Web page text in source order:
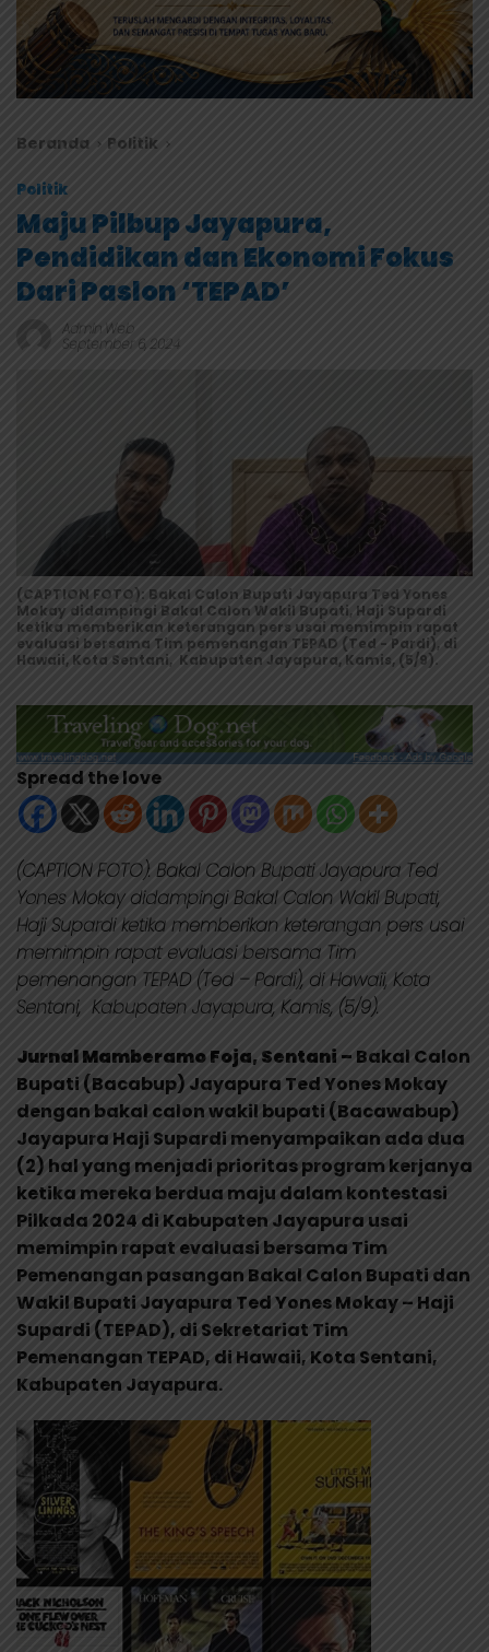
Beranda Politik
Politik
Maju Pilbup Jayapura,
Pendidikan dan Ekonomi Fokus
Dari Paslon ‘TEPAD’
Admin Web
September 6, 2024
(CAPTION FOTO): Bakal Calon Bupati Jayapura Ted Yones
Mokay didampingi Bakal Calon Wakil Bupati, Haji Supardi
ketika memberikan keterangan pers usai memimpin rapat
evaluasi bersama Tim pemenangan TEPAD (Ted - Pardi), di
Hawaii, Kota Sentani, Kabupaten Jayapura, Kamis, (5/9).
Spread the love
(CAPTION FOTO): Bakal Calon Bupati Jayapura Ted
Yones Mokay didampingi Bakal Calon Wakil Bupati,
Haji Supardi ketika memberikan keterangan pers usai
memimpin rapat evaluasi bersama Tim
pemenangan TEPAD (Ted – Pardi), di Hawaii, Kota
Sentani, Kabupaten Jayapura, Kamis, (5/9).
Jurnal Mamberamo Foja, Sentani – Bakal Calon
Bupati (Bacabup) Jayapura Ted Yones Mokay
dengan bakal calon wakil bupati (Bacawabup)
Jayapura Haji Supardi menyampaikan ada dua
(2) hal yang menjadi prioritas program kerjanya
ketika mereka berdua maju dalam kontestasi
Pilkada 2024 di Kabupaten Jayapura usai
memimpin rapat evaluasi bersama Tim
Pemenangan pasangan Bakal Calon Bupati dan
Wakil Bupati Jayapura Ted Yones Mokay – Haji
Supardi (TEPAD), di Sekretariat Tim
Pemenangan TEPAD, di Hawaii, Kota Sentani,
Kabupaten Jayapura.